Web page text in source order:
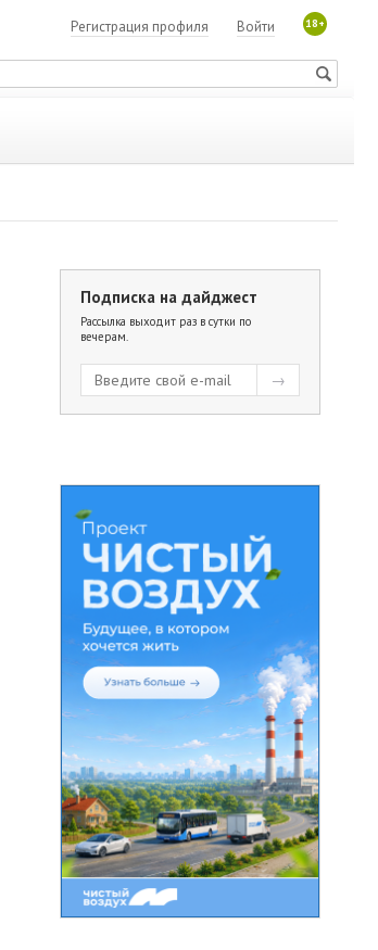
18+
Войти
Регистрация профиля
Подписка на дайджест
Рассылка выходит раз в сутки по
вечерам.